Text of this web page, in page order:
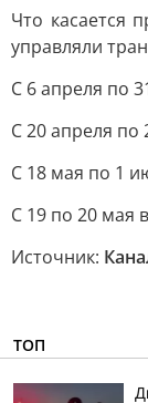
Что касается
управляли
С 6 апреля по
С 20 апреля по
С 18 мая по 1
С 19 по 20 мая
Источник:
ТОП